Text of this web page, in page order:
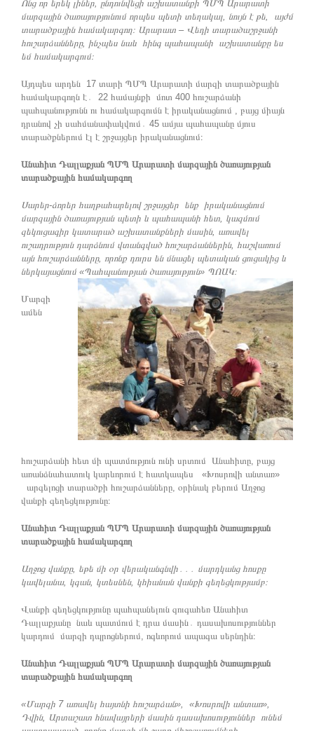
Ոնց որ երեկ լիներ, ընդունվեցի աշխատանքի ՊՄՊ Արարատի
մարզային ծառայությունում որպես պետի տեղակալ, նույն է թե, այժմ
տարածքային համակարգող։ Արարատ – Վեդի տարածաշրջանի
հուշարձանները, ինչպես նաև հինգ պահապանի աշխատանքը ես
եմ համակարգում։
Այդպես արդեն 17 տարի ՊՄՊ Արարատի մարզի տարածքային
համակարգողն է․ 22 համայնքի մոտ 400 հուշարձանի
պահպանությունն ու համակարգումն է իրականացնում , բայց միայն
դրանով չի սահմանափակվում․ 45 ամյա պահապանը մյուս
տարածքներում էլ է շրջայցեր իրականացնում։
Անահիտ Դալլաքյան ՊՄՊ Արարատի մարզային ծառայության
տարածքային համակարգող
Սարեր-ձորեր հաղթահարելով շրջայցեր ենք իրականացնում
մարզային ծառայության պետի և պահապանի հետ, կազմում
զեկուցագիր կատարած աշխատանքների մասին, առավել
ուշադրություն դարձնում վտանգված հուշարձաններին, հաշվառում
այն հուշարձանները, որոնք դուրս են մնացել պետական ցուցակից և
ներկայացնում «Պահպանության ծառայություն» ՊՈԱԿ։
Մարզի
ամեն
հուշարձանի հետ մի պատմություն ունի սրտում Անահիտը, բայց
առանձնահատուկ կարևորում է հատկապես «Խոսրովի անտառ»
արգելոցի տարածքի հուշարձանները, օրինակ բերում Աղջոց
վանքի գեղեցկությունը։
Անահիտ Դալլաքյան ՊՄՊ Արարատի մարզային ծառայության
տարածքային համակարգող
Աղջոց վանքը, եթե մի օր վերականգնվի․․․ մարդկանց հոսքը
կավելանա, կգան, կտեսնեն, կհիանան վանքի գեղեցկությամբ։
Վանքի գեղեցկությունը պահպանելուն զուգահեռ Անահիտ
Դալլաքյանը նաև պատմում է դրա մասին․ դասախոսություններ
կարդում մարզի դպրոցներում, ոգևորում ապագա սերնդին։
Անահիտ Դալլաքյան ՊՄՊ Արարատի մարզային ծառայության
տարածքային համակարգող
«Մարզի 7 առավել հայտնի հուշարձան», «Խոսրովի անտառ»,
Դվին, Արտաշատ հնավայրերի մասին դասախոսություններ ունեմ